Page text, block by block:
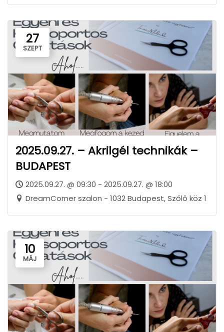
27
SZEPT
2025.09.27. – Akrilgél technikák –
BUDAPEST
2025.09.27. @ 09:30 - 2025.09.27. @ 18:00
DreamCorner szalon - 1032 Budapest, Szőlő köz 1
10
MÁJ